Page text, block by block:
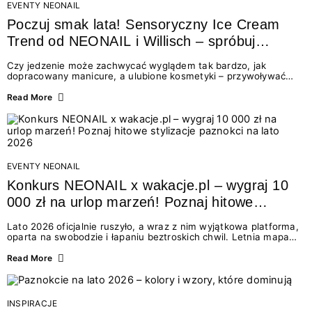
EVENTY NEONAIL
Poczuj smak lata! Sensoryczny Ice Cream
Trend od NEONAIL i Willisch – spróbuj
nowych lodów i odbierz prezent!
Czy jedzenie może zachwycać wyglądem tak bardzo, jak
dopracowany manicure, a ulubione kosmetyki – przywoływać
świata beauty i oszałamiających deserów to coś więcej niż
zmysłami: przez soczysty kolor, aksamitną teksturę,
orzeźwiający zapach i słodki akcent na podniebieniu. Tego lata
NEONAIL łączy siły z marką Willisch, tworząc unikalny projekt
na styku jedzenia i piękna....
Read More
EVENTY NEONAIL
Konkurs NEONAIL x wakacje.pl – wygraj 10
000 zł na urlop marzeń! Poznaj hitowe
Lato 2026 oficjalnie ruszyło, a wraz z nim wyjątkowa platforma,
oparta na swobodzie i łapaniu beztroskich chwil. Letnia mapa
doświadczenia wakacji – od spontanicznych wyjazdów, przez
Motywem przewodnim jest eksplorowanie i kolekcjonowanie
letnich momentów. Z tej okazji przygotowaliśmy coś absolutnie
wyjątkowego: wielki konkurs z wakacje.pl oraz dawkę
Read More
INSPIRACJE